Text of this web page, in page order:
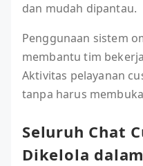
dan mudah dipantau.
Penggunaan sistem
membantu tim
Aktivitas pelayanan
tanpa harus
Seluruh Chat
Dikelola